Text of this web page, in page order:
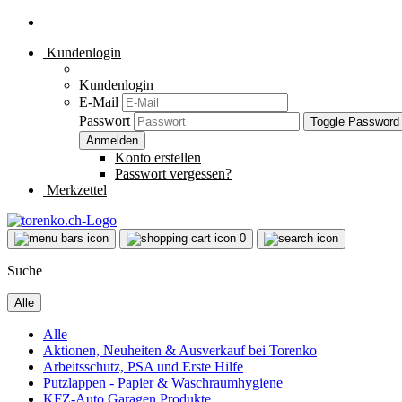
Kundenlogin
Kundenlogin
E-Mail
Passwort
Toggle
Konto erstellen
Passwort vergessen?
Merkzettel
0
Suche
Alle
Alle
Aktionen, Neuheiten & Ausverkauf bei Torenko
Arbeitsschutz, PSA und Erste Hilfe
Putzlappen - Papier & Waschraumhygiene
KFZ-Auto Garagen Produkte